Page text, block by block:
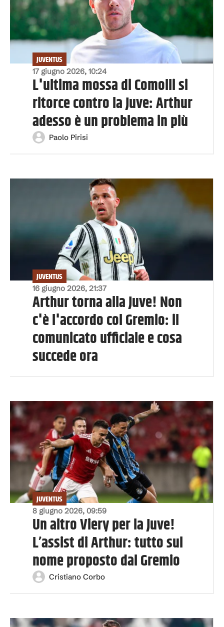
17 giugno 2026, 10:24
JUVENTUS
L'ultima mossa di Comolli si
ritorce contro la Juve: Arthur
adesso è un problema in più
Paolo Pirisi
16 giugno 2026, 21:37
JUVENTUS
Arthur torna alla Juve! Non
c'è l'accordo col Gremio: il
comunicato ufficiale e cosa
succede ora
8 giugno 2026, 09:59
JUVENTUS
Un altro Viery per la Juve!
L’assist di Arthur: tutto sul
nome proposto dal Gremio
Cristiano Corbo